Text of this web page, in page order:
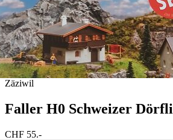
Zäziwil
Faller H0 Schweizer Dörfli
CHF 55.-